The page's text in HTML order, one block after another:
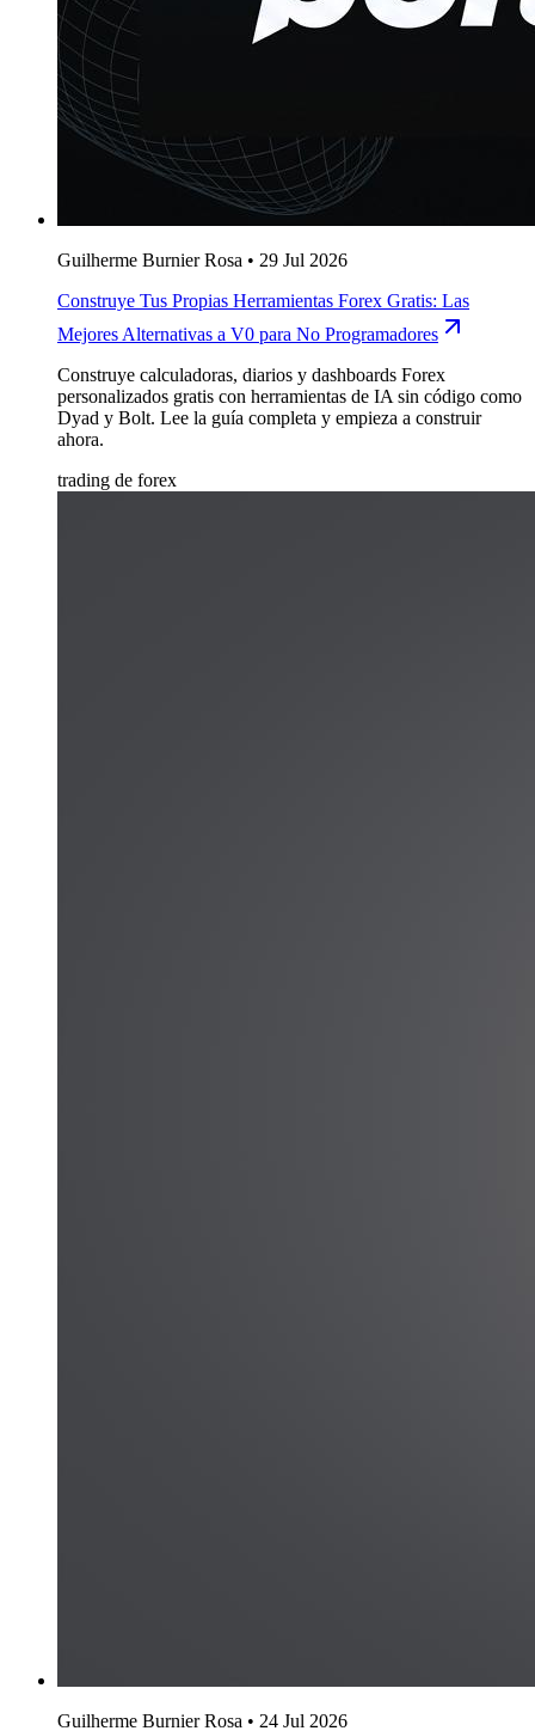
Guilherme Burnier Rosa • 29 Jul 2026
Construye Tus Propias Herramientas Forex Gratis: Las
Mejores Alternativas a V0 para No Programadores
Construye calculadoras, diarios y dashboards Forex
personalizados gratis con herramientas de IA sin código como
Dyad y Bolt. Lee la guía completa y empieza a construir
ahora.
trading de forex
Guilherme Burnier Rosa • 24 Jul 2026